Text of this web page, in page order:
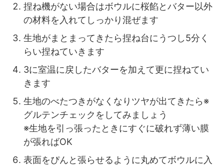
捏ね機がない場合はボウルに桜餡とバター以外
の材料を入れてしっかり混ぜます
生地がまとまってきたら捏ね台にうつし5分く
らい捏ねていきます
3に室温に戻したバターを加えて更に捏ねてい
きます
生地のべたつきがなくなりツヤが出てきたら※
グルテンチェックをしてみましょう
※生地を引っ張ったときにすぐに破れず薄い膜
が張ればOK
表面をぴんと張らせるように丸めてボウルに入